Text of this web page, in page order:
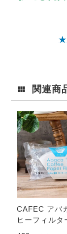
関連商
CAFEC アバ
ヒーフィルタ